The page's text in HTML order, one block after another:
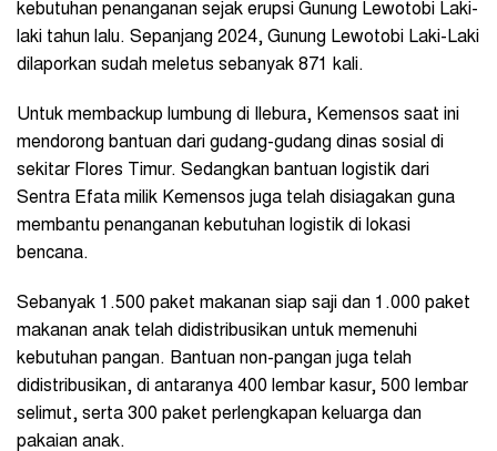
kebutuhan penanganan sejak erupsi Gunung Lewotobi Laki-
laki tahun lalu. Sepanjang 2024, Gunung Lewotobi Laki-Laki
dilaporkan sudah meletus sebanyak 871 kali.
Untuk membackup lumbung di Ilebura, Kemensos saat ini
mendorong bantuan dari gudang-gudang dinas sosial di
sekitar Flores Timur. Sedangkan bantuan logistik dari
Sentra Efata milik Kemensos juga telah disiagakan guna
membantu penanganan kebutuhan logistik di lokasi
bencana.
Sebanyak 1.500 paket makanan siap saji dan 1.000 paket
makanan anak telah didistribusikan untuk memenuhi
kebutuhan pangan. Bantuan non-pangan juga telah
didistribusikan, di antaranya 400 lembar kasur, 500 lembar
selimut, serta 300 paket perlengkapan keluarga dan
pakaian anak.